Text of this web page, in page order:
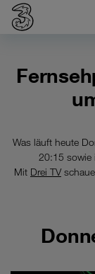
Was läuft heute
20:15 sowie
Mit Drei TV